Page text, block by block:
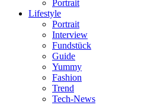
Portrait
Lifestyle
Portrait
Interview
Fundstück
Guide
Yummy
Fashion
Trend
Tech-News